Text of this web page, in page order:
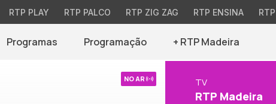
RTP PLAY RTP PALCO RTP ZIG ZAG RTP ENSINA
Programas Programação + RTP Madeira
NO AR TV
RTP Madeira